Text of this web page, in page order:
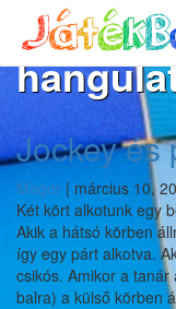
Jockey és
Magor | március 10,
Két kört alkotunk egy
Akik a hátsó körben
így egy párt alkotva.
csikós. Amikor a tanár
balra) a külső körben